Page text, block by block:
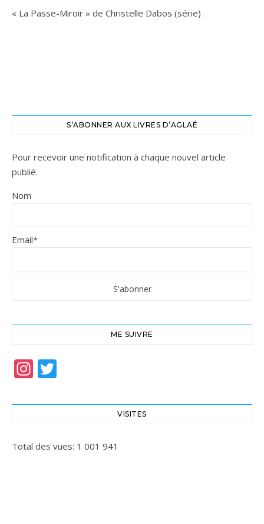
« La Passe-Miroir » de Christelle Dabos (série)
S’ABONNER AUX LIVRES D’AGLAÉ
Pour recevoir une notification à chaque nouvel article
publié.
Nom
Email*
ME SUIVRE
Instagram
VISITES
Total des vues: 1 001 941